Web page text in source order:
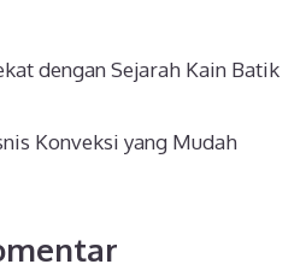
dengan Sejarah Kain Batik
Konveksi yang Mudah